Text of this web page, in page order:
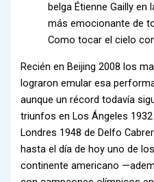
belga Étienne Gailly en
más emocionante de
Como tocar el cielo
Recién en Beijing 2008 los
lograron emular esa
aunque un récord todavía
triunfos en Los Ángeles
Londres 1948 de Delfo
hasta el día de hoy uno de
continente americano